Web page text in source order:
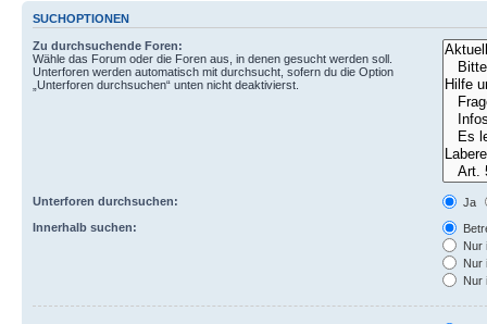
SUCHOPTIONEN
Zu durchsuchende Foren:
Wähle das Forum oder die Foren aus, in denen gesucht werden soll.
Unterforen werden automatisch mit durchsucht, sofern du die Option
„Unterforen durchsuchen“ unten nicht deaktivierst.
Unterforen durchsuchen:
Ja
Innerhalb suchen:
Nur
Nur
Nur